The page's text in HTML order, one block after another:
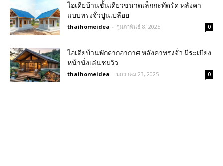
ไอเดียบ้านชั้นเดียวขนาดเล็กกะทัดรัด หลังคา
แบบทรงจั่วปูนเปลือย
thaihomeidea - กุมภาพันธ์ 8, 2025 0
ไอเดียบ้านพักตากอากาศ หลังคาทรงจั่ว มีระเบียง
หน้านั่งเล่นชมวิว
thaihomeidea - มกราคม 23, 2025 0